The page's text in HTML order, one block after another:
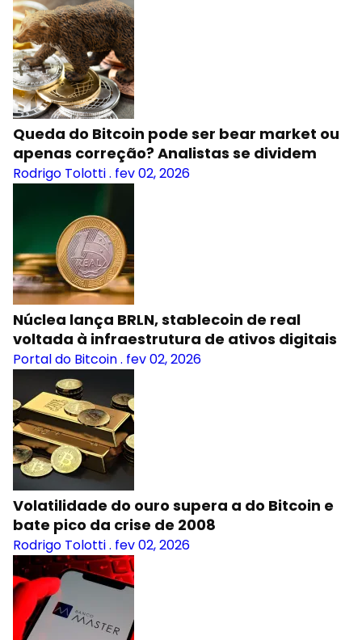
Queda do Bitcoin pode ser bear market ou
apenas correção? Analistas se dividem
Rodrigo Tolotti. fev 02, 2026
Núclea lança BRLN, stablecoin de real
voltada à infraestrutura de ativos digitais
Portal do Bitcoin. fev 02, 2026
Volatilidade do ouro supera a do Bitcoin e
bate pico da crise de 2008
Rodrigo Tolotti. fev 02, 2026